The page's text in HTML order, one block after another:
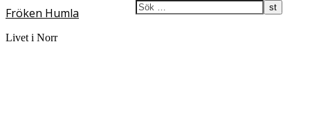
Fröken Humla
Livet i Norr